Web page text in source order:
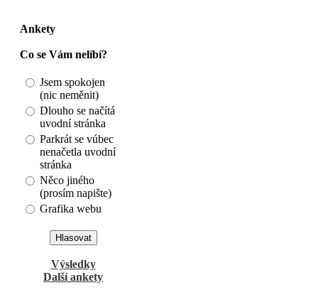
Ankety
Co se Vám nelíbí?
Jsem spokojen
(nic neměnit)
Dlouho se načítá
uvodní stránka
Parkrát se vúbec
nenačetla uvodní
stránka
Něco jiného
(prosím napište)
Grafika webu
Výsledky
Další ankety